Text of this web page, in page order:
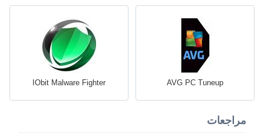
AVG PC Tuneup
IObit Malware Fighter
مراجعات